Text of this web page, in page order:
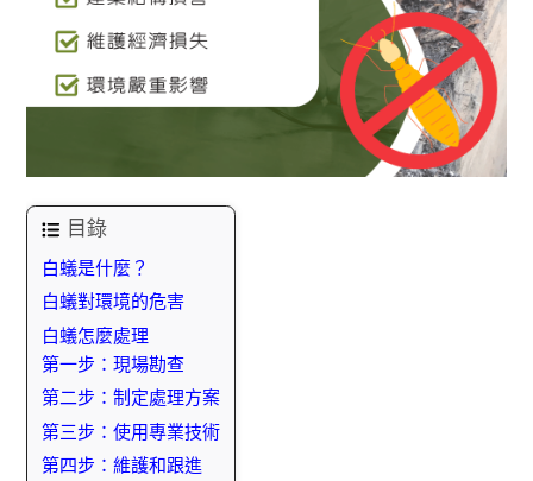
目錄
白蟻是什麼？
白蟻對環境的危害
白蟻怎麼處理
第一步：現場勘查
第二步：制定處理方案
第三步：使用專業技術
第四步：維護和跟進